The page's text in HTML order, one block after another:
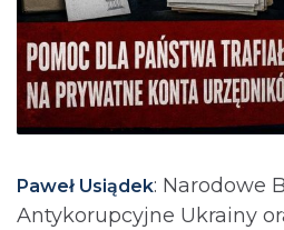
Paweł Usiądek: Narodowe
Antykorupcyjne Ukrainy